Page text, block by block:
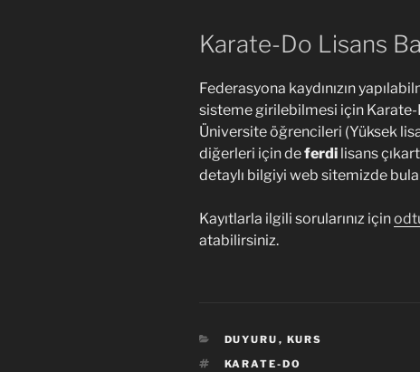
Karate-Do Lisans
Federasyona kaydınızın
sisteme girilebilmesi için Karate-
Üniversite öğrencileri (Yüksek
diğerleri için deferdi lisans
detaylı bilgiyi web sitemizde
Kayıtlarla ilgili sorularınız için
atabilirsiniz.
KATEGORILER
DUYURU , KURS
ETIKETLER
KARATE-DO